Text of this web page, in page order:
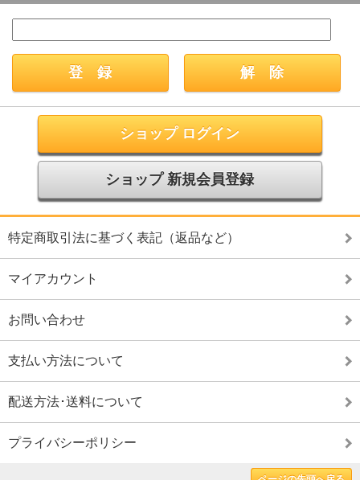
ショップ ログイン
ショップ 新規会員登録
特定商取引法に基づく表記（返品など）
マイアカウント
お問い合わせ
支払い方法について
配送方法･送料について
プライバシーポリシー